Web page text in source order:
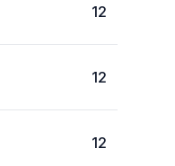
12
12
12